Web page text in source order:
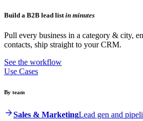
Build a B2B lead listin minutes
Pull every business in a category & city,
contacts, ship straight to your CRM.
See the workflow
Use Cases
By team
Sales & MarketingLead gen and